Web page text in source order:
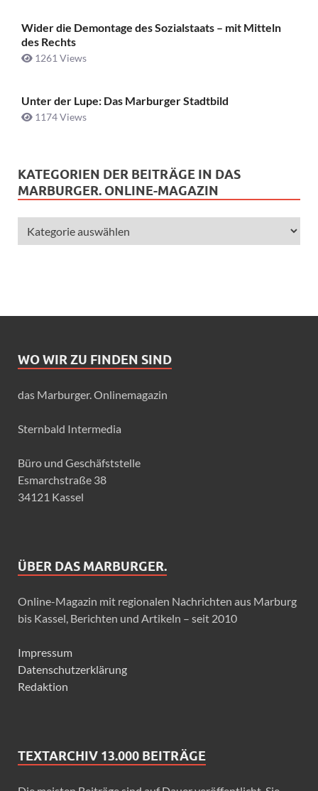
Wider die Demontage des Sozialstaats – mit Mitteln
des Rechts
1261 Views
Unter der Lupe: Das Marburger Stadtbild
1174 Views
KATEGORIEN DER BEITRÄGE IN DAS
MARBURGER. ONLINE-MAGAZIN
WO WIR ZU FINDEN SIND
das Marburger. Onlinemagazin
Sternbald Intermedia
Büro und Geschäfststelle
Esmarchstraße 38
34121 Kassel
ÜBER DAS MARBURGER.
Online-Magazin mit regionalen Nachrichten aus Marburg
bis Kassel, Berichten und Artikeln – seit 2010
Impressum
Datenschutzerklärung
Redaktion
TEXTARCHIV 13.000 BEITRÄGE